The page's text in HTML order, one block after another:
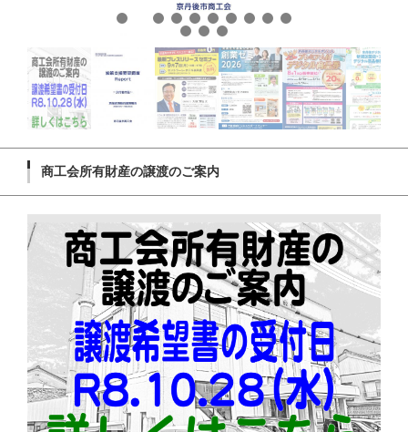
商工会所有財産の譲渡のご案内